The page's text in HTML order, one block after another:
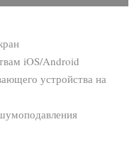
iOS/Android
устройства на